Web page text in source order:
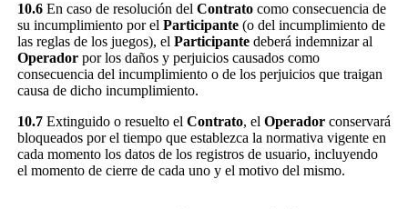
10.6 En caso de resolución del Contratocomo consecuencia de
su incumplimiento por el Participante(o del incumplimiento de
las reglas de los juegos), el Participante deberá indemnizar al
Operadorpor los daños y perjuicios causados como
consecuencia del incumplimiento o de los perjuicios que traigan
causa de dicho incumplimiento.
10.7 Extinguido o resuelto el Contrato, el Operadorconservará
bloqueados por el tiempo que establezca la normativa vigente en
cada momento los datos de los registros de usuario, incluyendo
el momento de cierre de cada uno y el motivo del mismo.